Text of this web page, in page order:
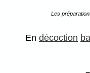
Les
En décoction